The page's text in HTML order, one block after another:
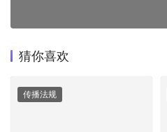
猜你喜欢
传播法规